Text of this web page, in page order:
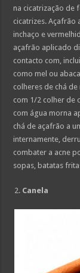
na cicatrização de
cicatrizes. Açafrão
inchaço e
açafrão aplicado
contacto com,
como mel ou
colheres de chá
com 1/2 colher de
com água morna
chá de açafrão a
internamente,
combater a acne
sopas, batatas
Canela